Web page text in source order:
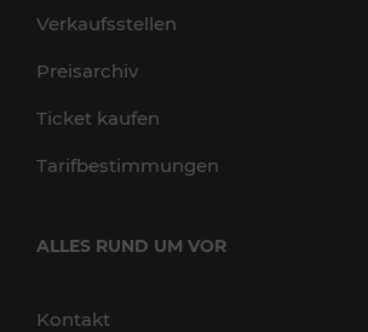
Verkaufsstellen
Preisarchiv
Ticket kaufen
Tarifbestimmungen
ALLES RUND UM VOR
Kontakt